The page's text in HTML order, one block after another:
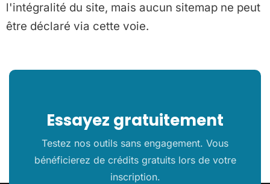
l'intégralité du site, mais aucun sitemap ne peut
être déclaré via cette voie.
Essayez gratuitement
Testez nos outils sans engagement. Vous
bénéficierez de crédits gratuits lors de votre
inscription.